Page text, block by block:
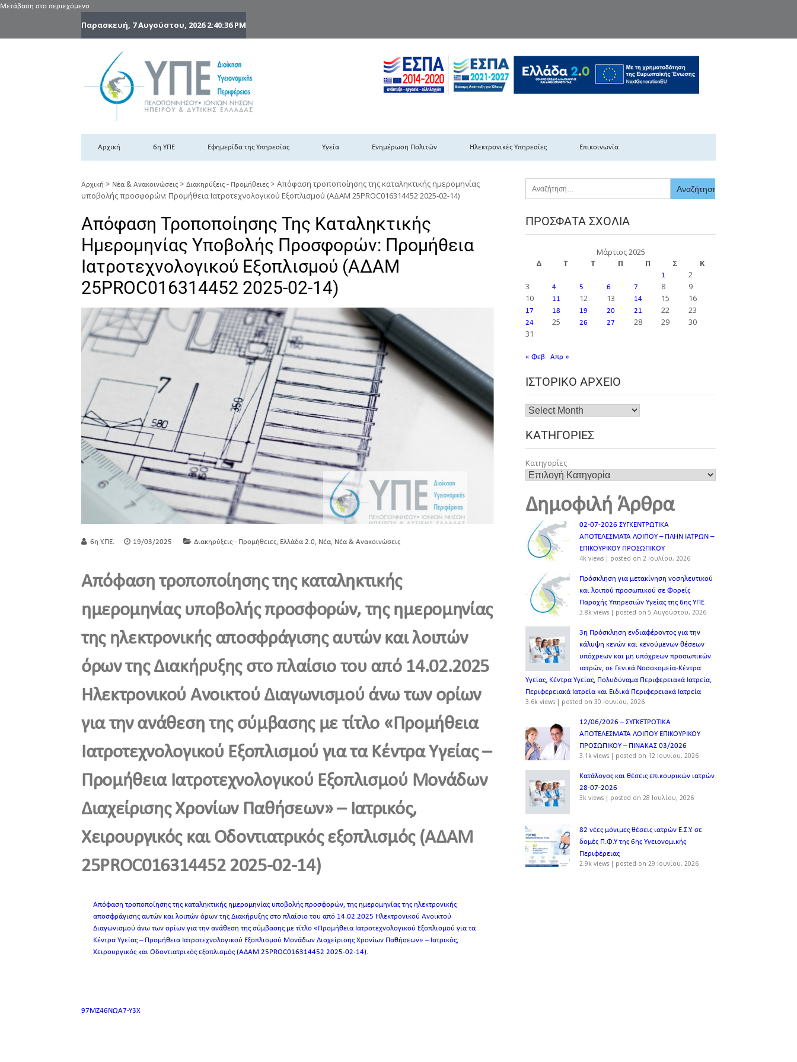
Μετάβαση στο περιεχόμενο
Παρασκευή, 7 Αυγούστου, 20262:40:37 PM
6η Υγειονομική Περιφέρεια Πελοποννήσου- Ιονίων Νήσων-Ηπείρου & Δυτικής Ελλάδας
Αρχική 6η ΥΠΕ Εφημερίδα της Υπηρεσίας Υγεία Ενημέρωση Πολιτών Ηλεκτρονικές Υπηρεσίες Επικοινωνία
Αρχική > Νέα & Ανακοινώσεις > Διακηρύξεις - Προμήθειες > Απόφαση τροποποίησης της καταληκτικής ημερομηνίας
υποβολής προσφορών: Προμήθεια Ιατροτεχνολογικού Εξοπλισμού (ΑΔΑΜ 25PROC016314452 2025-02-14)
Απόφαση Τροποποίησης Της Καταληκτικής
Ημερομηνίας Υποβολής Προσφορών: Προμήθεια
Ιατροτεχνολογικού Εξοπλισμού (ΑΔΑΜ
25PROC016314452 2025-02-14)
6η Υ.ΠΕ. 19/03/2025 Διακηρύξεις - Προμήθειες, Ελλάδα 2.0, Νέα, Νέα & Ανακοινώσεις
Απόφαση τροποποίησης της καταληκτικής
ημερομηνίας υποβολής προσφορών, της ημερομηνίας
της ηλεκτρονικής αποσφράγισης αυτών και λοιπών
όρων της Διακήρυξης στο πλαίσιο του από 14.02.2025
Ηλεκτρονικού Ανοικτού Διαγωνισμού άνω των ορίων
για την ανάθεση της σύμβασης με τίτλο «Προμήθεια
Ιατροτεχνολογικού Εξοπλισμού για τα Κέντρα Υγείας –
Προμήθεια Ιατροτεχνολογικού Εξοπλισμού Μονάδων
Διαχείρισης Χρονίων Παθήσεων» – Ιατρικός,
Χειρουργικός και Οδοντιατρικός εξοπλισμός (ΑΔΑΜ
25PROC016314452 2025-02-14)
Απόφαση τροποποίησης της καταληκτικής ημερομηνίας υποβολής προσφορών, της ημερομηνίας της ηλεκτρονικής
αποσφράγισης αυτών και λοιπών όρων της Διακήρυξης στο πλαίσιο του από 14.02.2025 Ηλεκτρονικού Ανοικτού
Διαγωνισμού άνω των ορίων για την ανάθεση της σύμβασης με τίτλο «Προμήθεια Ιατροτεχνολογικού Εξοπλισμού για τα
Κέντρα Υγείας – Προμήθεια Ιατροτεχνολογικού Εξοπλισμού Μονάδων Διαχείρισης Χρονίων Παθήσεων» – Ιατρικός,
Χειρουργικός και Οδοντιατρικός εξοπλισμός (ΑΔΑΜ 25PROC016314452 2025-02-14).
97ΜΖ46ΝΩΑ7-Υ3Χ
ΠΡΌΣΦΑΤΑ ΣΧΌΛΙΑ
Μάρτιος 2025
Δ
Τ Τ Π Π Σ Κ
1
2
3
4 5 6 7 8
9
10
11 12 13 14 15 16
17 18 19 20 21 22 23
24 25 26 27 28 29
30
31
« Φεβ Απρ »
ΙΣΤΟΡΙΚΌ ΑΡΧΕΊΟ
ΚΑΤΗΓΟΡΊΕΣ
Κατηγορίες
Δημοφιλή Άρθρα
02-07-2026 ΣΥΓΚΕΝΤΡΩΤΙΚΑ
ΑΠΟΤΕΛΕΣΜΑΤΑ ΛΟΙΠΟΥ – ΠΛΗΝ ΙΑΤΡΩΝ –
ΕΠΙΚΟΥΡΙΚΟΥ ΠΡΟΣΩΠΙΚOY
4k views | posted on 2 Ιουλίου, 2026
Πρόσκληση για μετακίνηση νοσηλευτικού
και λοιπού προσωπικού σε Φορείς
Παροχής Υπηρεσιών Υγείας της 6ης ΥΠΕ
3.8k views | posted on 5 Αυγούστου, 2026
3η Πρόσκληση ενδιαφέροντος για την
κάλυψη κενών και κενούμενων θέσεων
υπόχρεων και μη υπόχρεων προσωπικών
ιατρών, σε Γενικά Νοσοκομεία-Κέντρα
Υγείας, Κέντρα Υγείας, Πολυδύναμα Περιφερειακά Ιατρεία,
Περιφερειακά Ιατρεία και Ειδικά Περιφερειακά Ιατρεία
3.6k views | posted on 30 Ιουνίου, 2026
12/06/2026 – ΣΥΓΚΕΤΡΩΤΙΚΑ
ΑΠΟΤΕΛΕΣΜΑΤΑ ΛΟΙΠΟΥ ΕΠΙΚΟΥΡΙΚΟΥ
ΠΡΟΣΩΠΙΚΟΥ – ΠΙΝΑΚΑΣ 03/2026
3.1k views | posted on 12 Ιουνίου, 2026
Κατάλογος και θέσεις επικουρικών ιατρών
28-07-2026
3k views | posted on 28 Ιουλίου, 2026
82 νέες μόνιμες θέσεις ιατρών Ε.Σ.Υ. σε
δομές Π.Φ.Υ της 6ης Υγειονομικής
Περιφέρειας
2.9k views | posted on 29 Ιουνίου, 2026